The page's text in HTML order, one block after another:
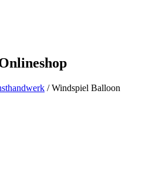
/ Windspiel Balloon